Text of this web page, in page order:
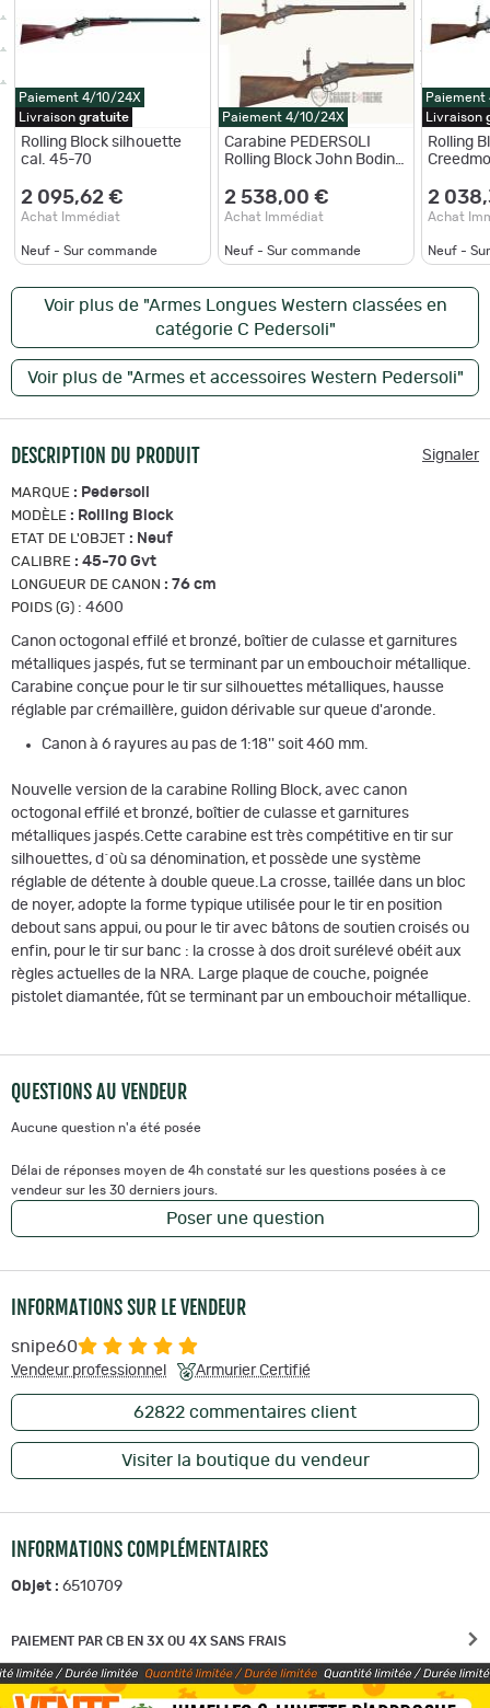
Paiement 4/10/24X
Livraison gratuite
Rolling Block silhouette
cal. 45-70
2 095,62 €
Achat Immédiat
Neuf - Sur commande
Paiement 4/10/24X
Carabine PEDERSOLI
Rolling Block John Bodine
2 538,00 €
Achat Immédiat
Neuf - Sur commande
Livraison
Rolling
2
Achat
Neuf -
Voir plus de "Armes Longues Western classées en
catégorie C Pedersoli"
Voir plus de "Armes et accessoires Western Pedersoli"
DESCRIPTION DU PRODUIT Signaler
MARQUE : Pedersoli
MODÈLE : Rolling Block
ETAT DE L'OBJET : Neuf
CALIBRE : 45-70 Gvt
LONGUEUR DE CANON : 76 cm
POIDS (G) : 4600
Canon octogonal effilé et bronzé, boîtier de culasse et garnitures
métalliques jaspés, fut se terminant par un embouchoir métallique.
Carabine conçue pour le tir sur silhouettes métalliques, hausse
réglable par crémaillère, guidon dérivable sur queue d'aronde.
Canon à 6 rayures au pas de 1:18'' soit 460 mm.
Nouvelle version de la carabine Rolling Block, avec canon
octogonal effilé et bronzé, boîtier de culasse et garnitures
métalliques jaspés.Cette carabine est très compétitive en tir sur
silhouettes, d´où sa dénomination, et possède une système
réglable de détente à double queue.La crosse, taillée dans un bloc
de noyer, adopte la forme typique utilisée pour le tir en position
debout sans appui, ou pour le tir avec bâtons de soutien croisés ou
enfin, pour le tir sur banc : la crosse à dos droit surélevé obéit aux
règles actuelles de la NRA. Large plaque de couche, poignée
pistolet diamantée, fût se terminant par un embouchoir métallique.
QUESTIONS AU VENDEUR
Aucune question n'a été posée
Délai de réponses moyen de 4h constaté sur les questions posées à ce
vendeur sur les 30 derniers jours.
Poser une question
INFORMATIONS SUR LE VENDEUR
snipe60
Vendeur professionnel Armurier Certifié
62822 commentaires client
Visiter la boutique du vendeur
INFORMATIONS COMPLÉMENTAIRES
Objet : 6510709
PAIEMENT PAR CB EN 3X OU 4X SANS FRAIS